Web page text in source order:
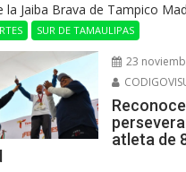
la Jaiba Brava de Tampico
SUR DE TAMAULIPAS
23
atleta de